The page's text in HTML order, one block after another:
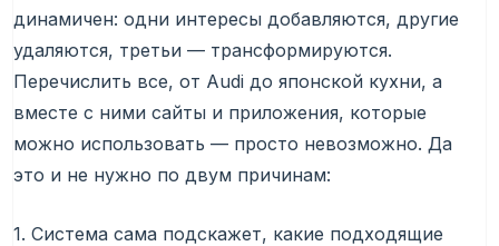
динамичен: одни интересы добавляются, другие
удаляются, третьи — трансформируются.
Перечислить все, от Audi до японской кухни, а
вместе с ними сайты и приложения, которые
можно использовать — просто невозможно. Да
это и не нужно по двум причинам:
1. Система сама подскажет, какие подходящие